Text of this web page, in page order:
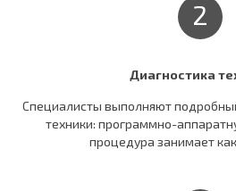
2
Диагностика
Специалисты выполняют
техники: программно-
процедура занимает